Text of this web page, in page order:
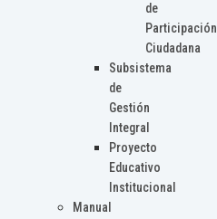
de
Participación
Ciudadana
Subsistema
de
Gestión
Integral
Proyecto
Educativo
Institucional
Manual